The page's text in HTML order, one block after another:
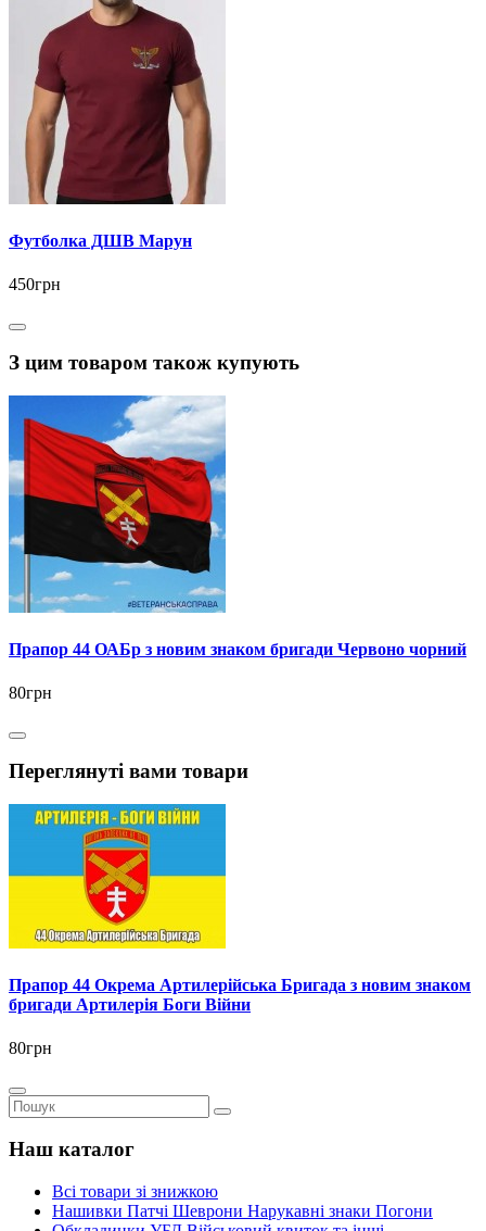
Футболка ДШВ Марун
450грн
З цим товаром також купують
Прапор 44 ОАБр з новим знаком бригади Червоно чорний
80грн
Переглянуті вами товари
Прапор 44 Окрема Артилерійська Бригада з новим знаком
бригади Артилерія Боги Війни
80грн
Наш каталог
Всі товари зі знижкою
Нашивки Патчі Шеврони Нарукавні знаки Погони